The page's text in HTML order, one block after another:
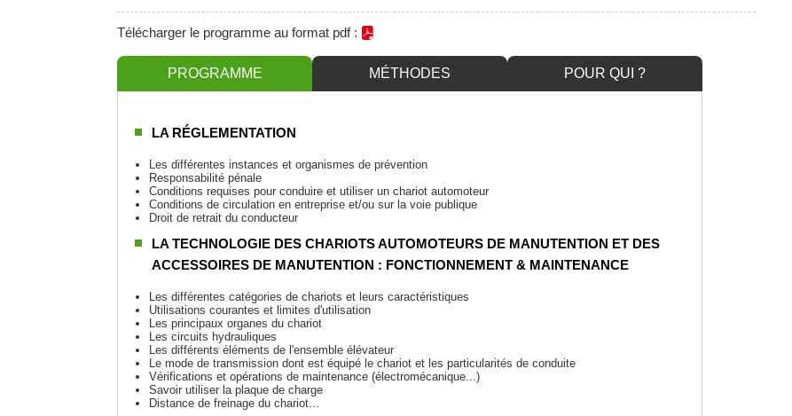
Télécharger le programme au format pdf :
PROGRAMME MÉTHODES POUR QUI ?
LA RÉGLEMENTATION
Les différentes instances et organismes de prévention
Responsabilité pénale
Conditions requises pour conduire et utiliser un chariot automoteur
Conditions de circulation en entreprise et/ou sur la voie publique
Droit de retrait du conducteur
LA TECHNOLOGIE DES CHARIOTS AUTOMOTEURS DE MANUTENTION ET DES
ACCESSOIRES DE MANUTENTION : FONCTIONNEMENT & MAINTENANCE
Les différentes catégories de chariots et leurs caractéristiques
Utilisations courantes et limites d'utilisation
Les principaux organes du chariot
Les circuits hydrauliques
Les différents éléments de l'ensemble élévateur
Le mode de transmission dont est équipé le chariot et les particularités de conduite
Vérifications et opérations de maintenance (électromécanique...)
Savoir utiliser la plaque de charge
Distance de freinage du chariot...